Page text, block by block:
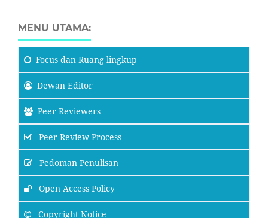
MENU UTAMA:
Focus dan Ruang lingkup
Dewan Editor
Peer Reviewers
Peer Review Process
Pedoman Penulisan
Open Access Policy
Copyright Notice